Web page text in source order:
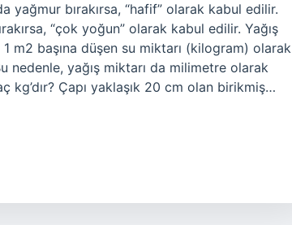
yağmur bırakırsa, “hafif” olarak kabul edilir.
“çok yoğun” olarak kabul edilir. Yağış
m2 başına düşen su miktarı (kilogram) olarak
nedenle, yağış miktarı da milimetre olarak
kg’dır? Çapı yaklaşık 20 cm olan birikmiş…